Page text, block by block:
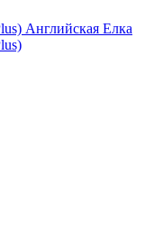
Английская Елка